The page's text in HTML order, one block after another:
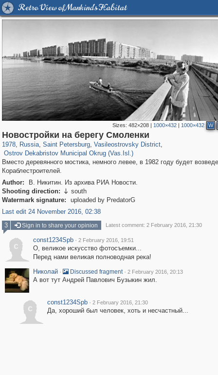
Retro View of Mankind's Habitat
Sizes: 482×208 | 1000×432 | 1000×432 W
Новостройки на берегу Смоленки
1978, Russia
1,406,849 29,243
, Saint Petersburg
197,175 5,709
, Vasileostrovsky District
14,255 482
,
Ostrov Dekabristov Municipal Okrug (Vas.Isl.)
841 3
Вместо деревянного мостика, немного левее, в 1982 году будет
Кораблестроителей.
Author:
В. Никитин. Из архива РИА Новости.
Shooting direction:  south
Watermark signature:
uploaded by PredatorG
Last edit 24 November 2016, 02:38
3
Sign in to share your opinion Latest comment: 2 February 2016, 21:30
c
const1234Spb · 2 February 2016, 19:51
О, великое искусство фотосъемки...
Перед нами великая полноводная река!
Николай · Discussed fragment · 2 February 2016, 20:13
А вот тут Андрей Павлович Бузыкин жил.
c
const1234Spb · 2 February 2016, 21:30
Да, хороший был человек, хоть и несчастный...